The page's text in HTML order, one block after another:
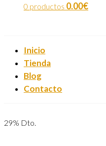
0 productos 0.00€
Inicio
Tienda
Blog
Contacto
29% Dto.